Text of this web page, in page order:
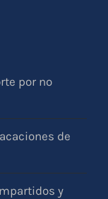
por no
de
y